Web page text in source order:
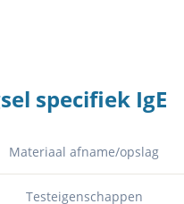
specifiek IgE
Materiaal afname/opslag
Testeigenschappen